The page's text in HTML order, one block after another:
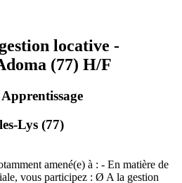
locative -
(77) H/F
Lys (77)
amené(e) à : - En matière de
vous participez : Ø A la gestion